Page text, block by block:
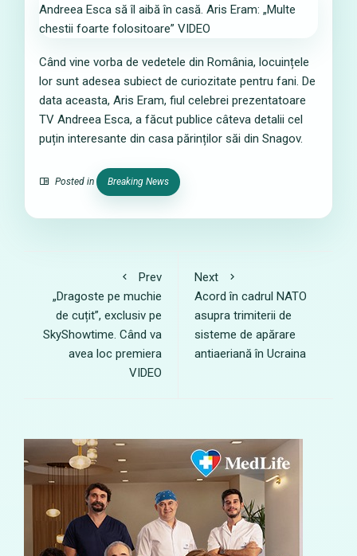
Când vine vorba de vedetele din România, locuințele
lor sunt adesea subiect de curiozitate pentru fani. De
data aceasta, Aris Eram, fiul celebrei prezentatoare
TV Andreea Esca, a făcut publice câteva detalii cel
puțin interesante din casa părinților săi din Snagov.
Posted in Breaking News
Prev
„Dragoste pe muchie
de cuțit”, exclusiv pe
SkyShowtime. Când va
avea loc premiera
VIDEO
Next
Acord în cadrul NATO
asupra trimiterii de
sisteme de apărare
antiaeriană în Ucraina